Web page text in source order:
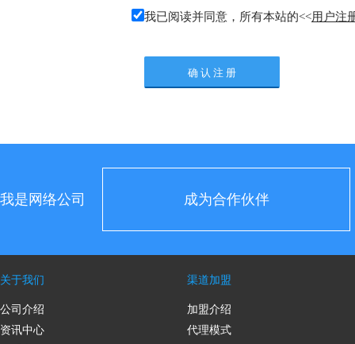
我已阅读并同意，所有本站的<<用户注
我是网络公司 成为合作伙伴
关于我们
公司介绍
资讯中心
渠道加盟
加盟介绍
代理模式